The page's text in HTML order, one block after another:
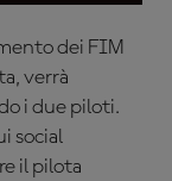
dei FIM
verrà
i due piloti.
social
il pilota